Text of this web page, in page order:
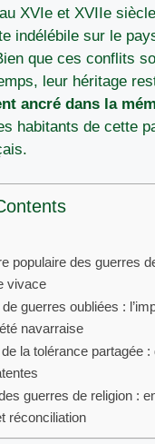
XVIe et XVIIe
indélébile sur le
que ces conflits
leur héritage
ancré dans la
habitants de cette
populaire des guerres
vivace
guerres oubliées :
navarraise
la tolérance partagée :
guerres de religion :
réconciliation